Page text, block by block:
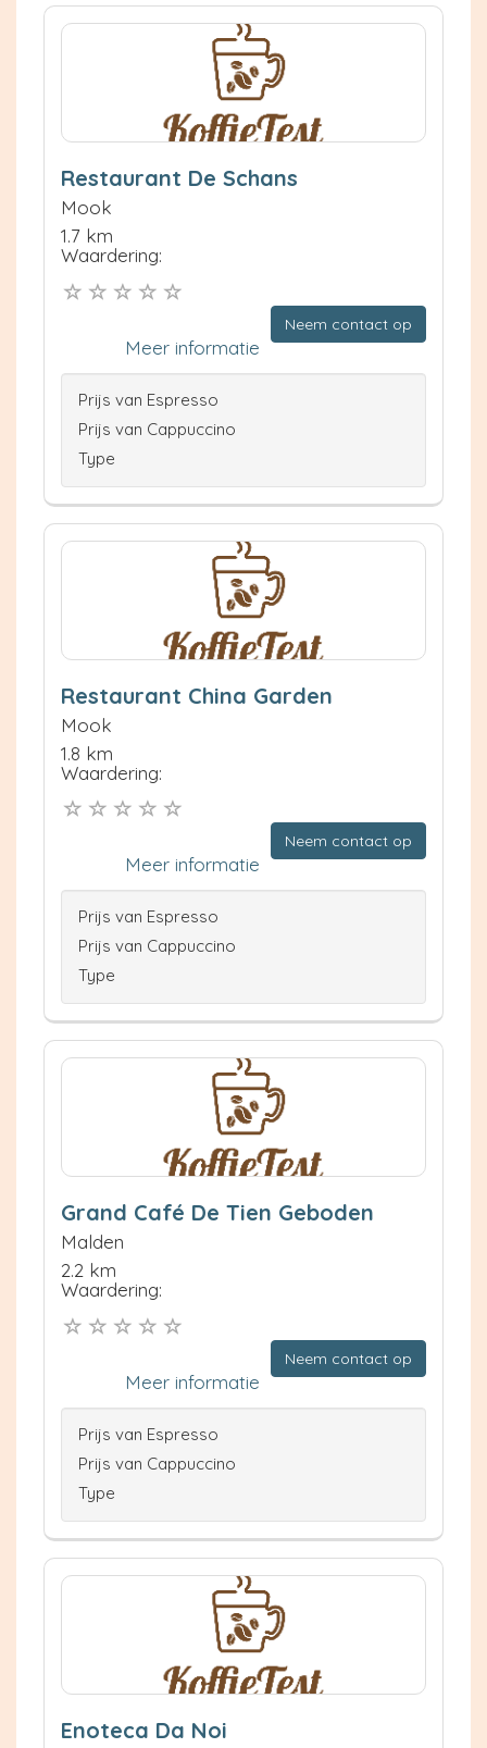
Restaurant De Schans
Mook
1.7 km
Waardering:
Neem contact op
Meer informatie
Prijs van Espresso
Prijs van Cappuccino
Type
Restaurant China Garden
Mook
1.8 km
Waardering:
Neem contact op
Meer informatie
Prijs van Espresso
Prijs van Cappuccino
Type
Grand Café De Tien Geboden
Malden
2.2 km
Waardering:
Neem contact op
Meer informatie
Prijs van Espresso
Prijs van Cappuccino
Type
Enoteca Da Noi